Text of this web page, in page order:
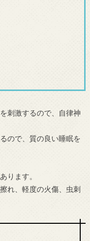
刺激するので、自律神
ので、質の良い睡眠を
ります。
れ、軽度の火傷、虫刺